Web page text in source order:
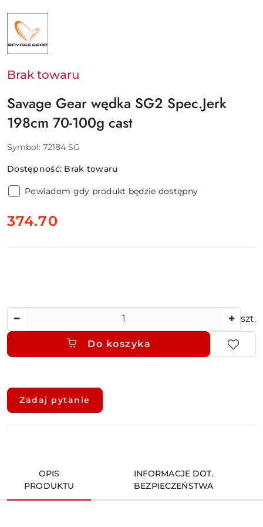
NAZWA
PRODUCENTA:
SAVAGE
GEAR
-
SVENDSEN
A/S
Brak towaru
Savage Gear wędka SG2 Spec.Jerk
198cm 70-100g cast
Symbol: 72184 SG
Dostępność: Brak towaru
Powiadom gdy produkt będzie dostępny
cena:
374.70
szt.
Do koszyka
Dostępność
dostawa
Zadaj pytanie
OPIS
PRODUKTU
INFORMACJE DOT.
BEZPIECZEŃSTWA